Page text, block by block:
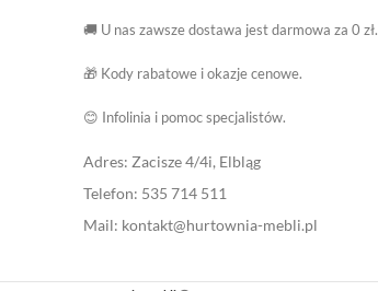
🚚 U nas zawsze dostawa jest darmowa za 0 zł.
🎁 Kody rabatowe i okazje cenowe.
😊 Infolinia i pomoc specjalistów.
Adres: Zacisze 4/4i, Elbląg
Telefon: 535 714 511
Mail: kontakt@hurtownia-mebli.pl